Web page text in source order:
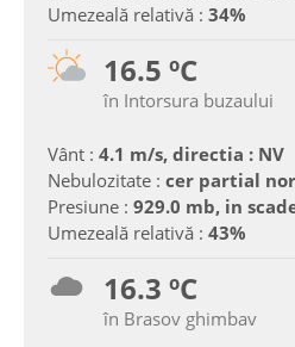
Umezeală relativă : 34%
16.5 ºC
în Intorsura buzaului
Vânt : 4.1 m/s, directia : NV
Nebulozitate : cer partial
Presiune : 929.0 mb, in
Umezeală relativă : 43%
16.3 ºC
în Brasov ghimbav